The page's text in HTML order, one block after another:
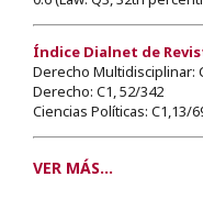
Índice Dialnet de
Derecho Multidisciplinar:
Derecho: C1, 52/342
Ciencias Políticas: C1,13/
VER MÁS...